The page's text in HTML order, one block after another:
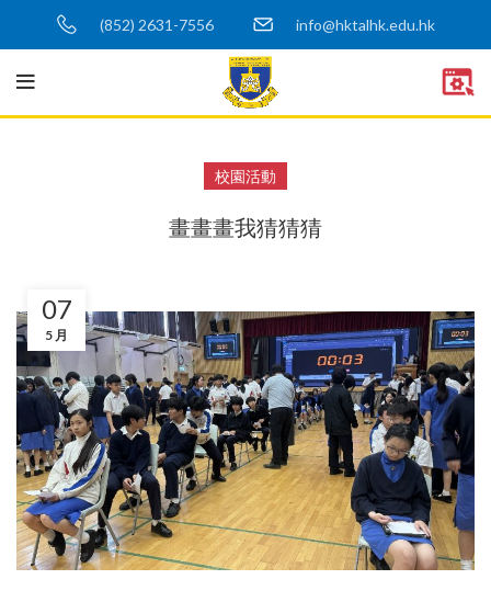
(852) 2631-7556 info@hktalhk.edu.hk
校園活動
畫畫畫我猜猜猜
07
5 月